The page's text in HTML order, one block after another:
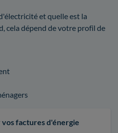
et quelle est la
cela dépend de votre profil de
vos factures d'énergie